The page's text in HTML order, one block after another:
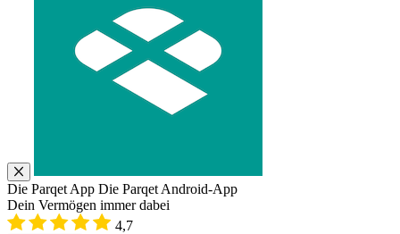
Die Parqet App Die Parqet Android-App
Dein Vermögen immer dabei
4,7